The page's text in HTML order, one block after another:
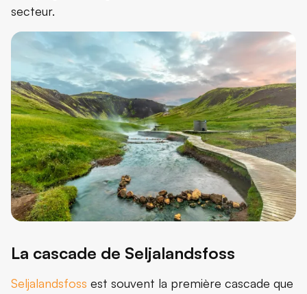
secteur.
La cascade de Seljalandsfoss
Seljalandsfoss est souvent la première cascade que